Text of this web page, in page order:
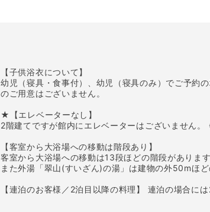
【子供浴衣について】
幼児（寝具・食事付）、幼児（寝具のみ）でご予約
のご用意はございません。
★【エレベーターなし】
2階建てですが館内にエレベーターはございません。
【客室から大浴場への移動は階段あり】
客室から大浴場への移動は13段ほどの階段があります
また外湯「翠山(すいざん)の湯」は建物の外50mほ
【連泊のお客様／2泊目以降の料理】 連泊の場合に